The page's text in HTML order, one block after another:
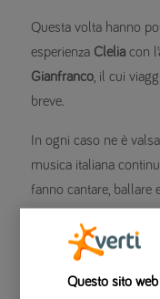
Questa volta hanno
esperienza Clelia con
Gianfranco, il cui
breve.
In ogni caso ne è
musica italiana
fanno cantare, ballare
Avete capito su che
Questo sito